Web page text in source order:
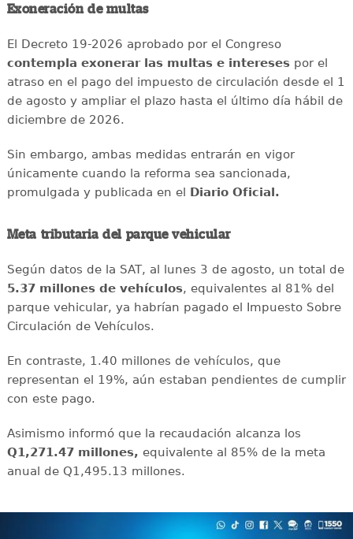
Exoneración de multas
El Decreto 19-2026 aprobado por el Congreso
contempla exonerar las multas e interesespor el
atraso en el pago del impuesto de circulación desde el 1
de agosto y ampliar el plazo hasta el último día hábil de
diciembre de 2026.
Sin embargo, ambas medidas entrarán en vigor
únicamente cuando la reforma sea sancionada,
promulgada y publicada en el Diario Oficial.
Meta tributaria del parque vehicular
Según datos de la SAT, al lunes 3 de agosto, un total de
5.37 millones de vehículos, equivalentes al 81% del
parque vehicular, ya habrían pagado el Impuesto Sobre
Circulación de Vehículos.
En contraste, 1.40 millones de vehículos, que
representan el 19%, aún estaban pendientes de cumplir
con este pago.
Asimismo informó que la recaudación alcanza los
Q1,271.47 millones, equivalente al 85% de la meta
anual de Q1,495.13 millones.